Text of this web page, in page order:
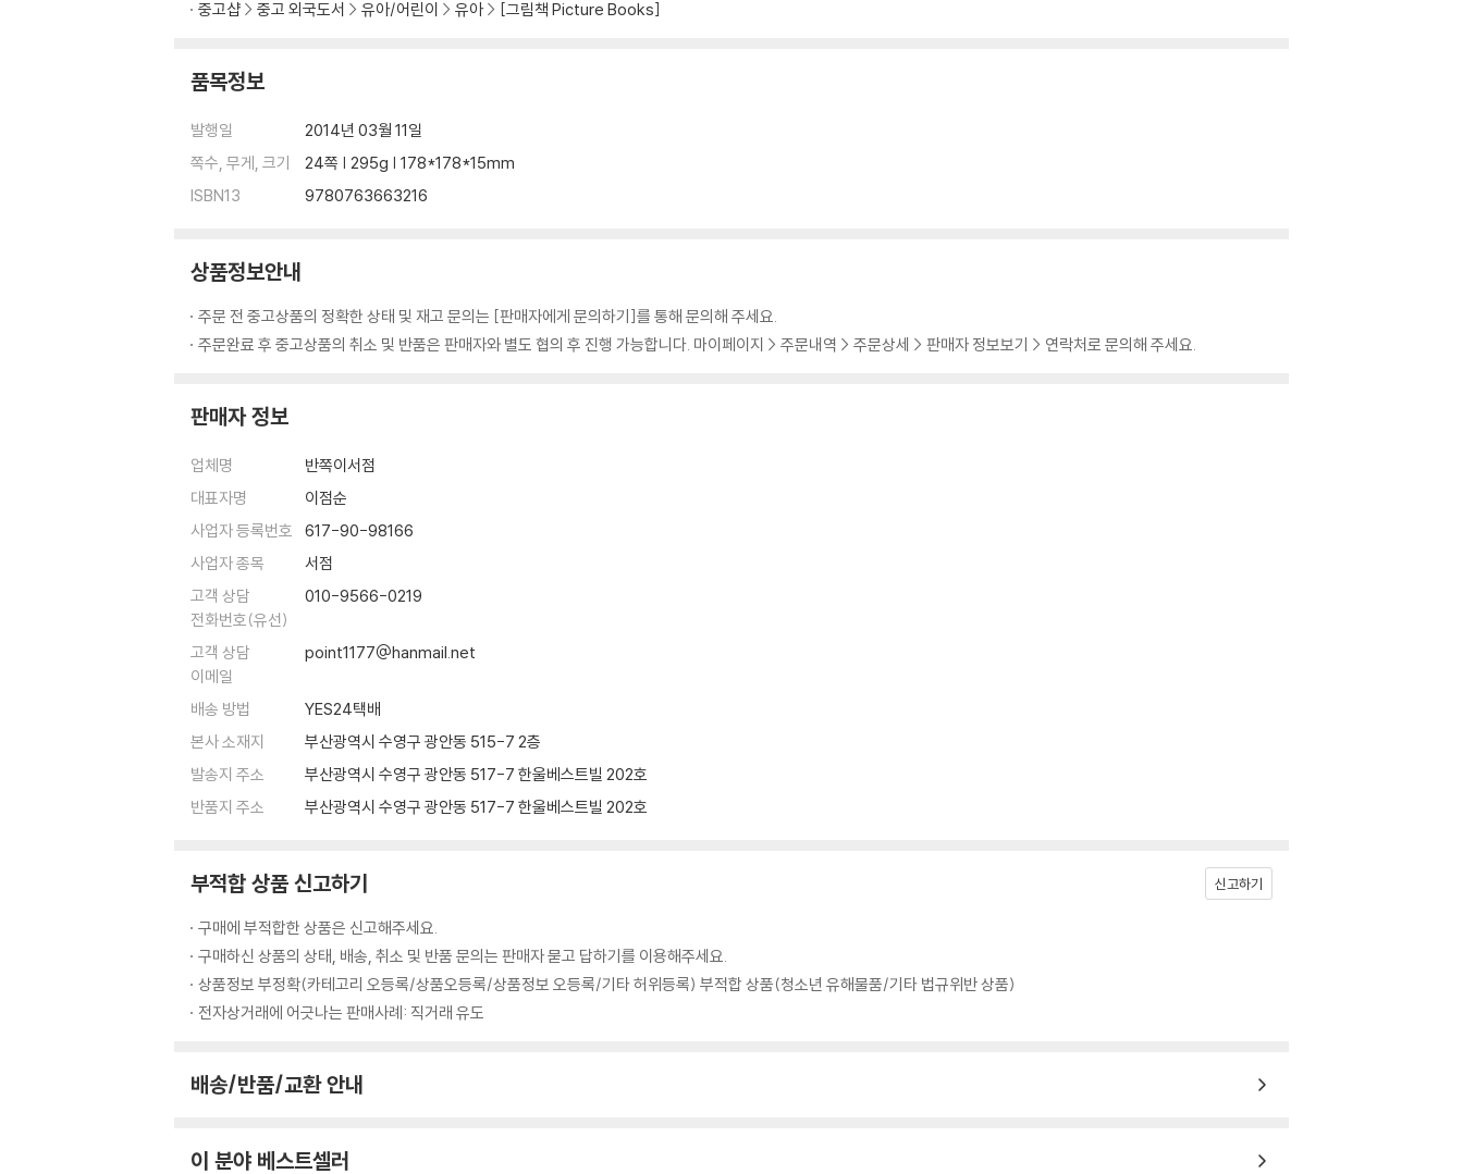
중고샵 중고 외국도서 유아/어린이 유아 [그림책 Picture Books]
품목정보
발행일
2014년 03월 11일
쪽수, 무게, 크기
24쪽 | 295g | 178*178*15mm
ISBN13
9780763663216
상품정보안내
주문 전 중고상품의 정확한 상태 및 재고 문의는 [판매자에게 문의하기]를 통해 문의해 주세요.
주문완료 후 중고상품의 취소 및 반품은 판매자와 별도 협의 후 진행 가능합니다. 마이페이지 > 주문내역 > 주문상세 > 판매자 정보보기 > 연락처로 문의해 주세요.
판매자 정보
업체명
반쪽이서점
대표자명
이점순
사업자 등록번호
617-90-98166
사업자 종목
서점
고객 상담
전화번호(유선)
010-9566-0219
고객 상담
이메일
point1177@hanmail.net
배송 방법
YES24택배
본사 소재지
부산광역시 수영구 광안동 515-7 2층
발송지 주소
부산광역시 수영구 광안동 517-7 한울베스트빌 202호
반품지 주소
부산광역시 수영구 광안동 517-7 한울베스트빌 202호
부적합 상품 신고하기 신고하기
구매에 부적합한 상품은 신고해주세요.
구매하신 상품의 상태, 배송, 취소 및 반품 문의는 판매자 묻고 답하기를 이용해주세요.
상품정보 부정확(카테고리 오등록/상품오등록/상품정보 오등록/기타 허위등록) 부적합 상품(청소년 유해물품/기타 법규위반 상품)
전자상거래에 어긋나는 판매사례: 직거래 유도
배송/반품/교환 안내
이 분야 베스트셀러